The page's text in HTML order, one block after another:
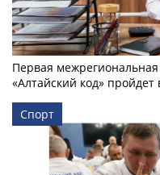
Первая межрегиональная
«Алтайский код» пройдет
Спорт